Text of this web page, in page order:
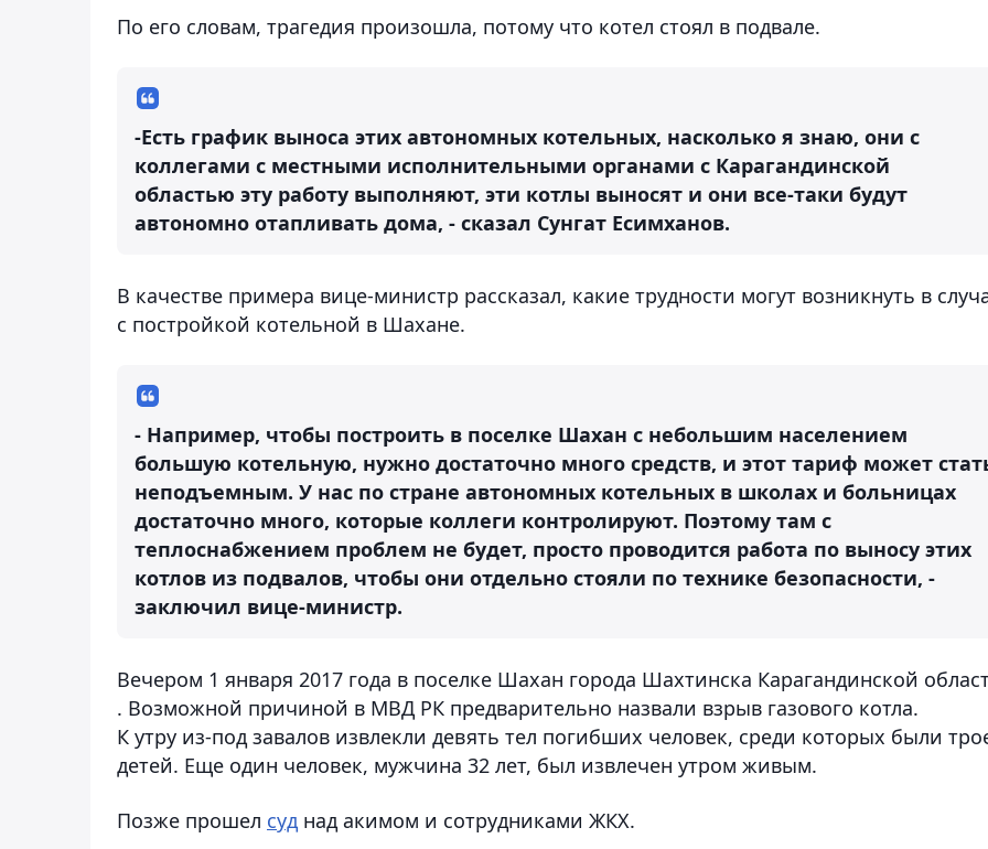
По его словам, трагедия произошла, потому что котел стоял в подвале.
-Есть график выноса этих автономных котельных, насколько я знаю, они с
коллегами с местными исполнительными органами с Карагандинской
областью эту работу выполняют, эти котлы выносят и они все-таки будут
автономно отапливать дома, - сказал Сунгат Есимханов.
В качестве примера вице-министр рассказал, какие трудности могут возникнуть в
с постройкой котельной в Шахане.
- Например, чтобы построить в поселке Шахан с небольшим населением
большую котельную, нужно достаточно много средств, и этот тариф может
неподъемным. У нас по стране автономных котельных в школах и больницах
достаточно много, которые коллеги контролируют. Поэтому там с
теплоснабжением проблем не будет, просто проводится работа по выносу этих
котлов из подвалов, чтобы они отдельно стояли по технике безопасности, -
заключил вице-министр.
Вечером 1 января 2017 года в поселке Шахан города Шахтинска Карагандинской
. Возможной причиной в МВД РК предварительно назвали взрыв газового котла.
К утру из-под завалов извлекли девять тел погибших человек, среди которых были
детей. Еще один человек, мужчина 32 лет, был извлечен утром живым.
Позже прошел суд над акимом и сотрудниками ЖКХ.